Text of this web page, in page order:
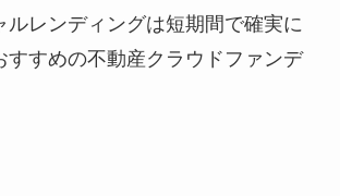
ルレンディングは短期間で確実に
すすめの不動産クラウドファンデ